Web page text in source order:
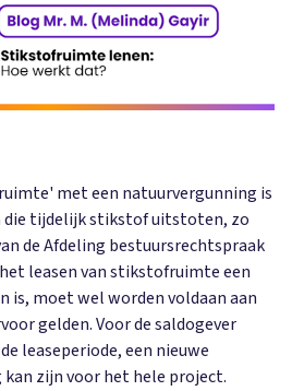
met een natuurvergunning is
tijdelijk stikstof uitstoten, zo
de Afdeling bestuursrechtspraak
leasen van stikstofruimte een
is, moet wel worden voldaan aan
gelden. Voor de saldogever
leaseperiode, een nieuwe
zijn voor het hele project.